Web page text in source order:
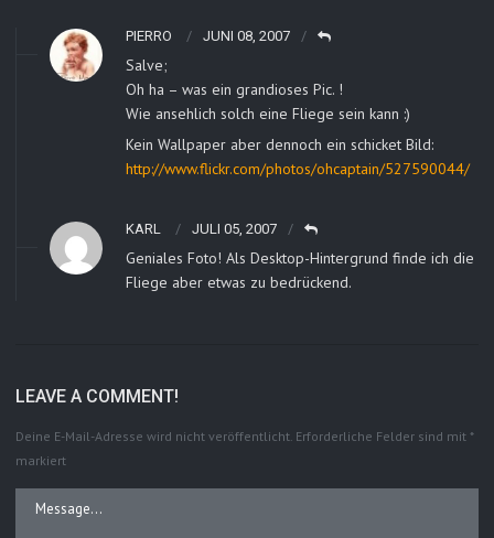
PIERRO JUNI 08, 2007
Salve;
Oh ha – was ein grandioses Pic. !
Wie ansehlich solch eine Fliege sein kann :)
Kein Wallpaper aber dennoch ein schicket Bild:
http://www.flickr.com/photos/ohcaptain/527590044/
KARL JULI 05, 2007
Geniales Foto! Als Desktop-Hintergrund finde ich die
Fliege aber etwas zu bedrückend.
LEAVE A COMMENT!
Deine E-Mail-Adresse wird nicht veröffentlicht. Erforderliche Felder sind mit *
markiert